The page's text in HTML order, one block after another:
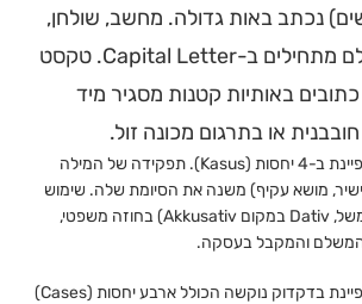
נכתב באות גדולה. מחשב, שולחן,
אהבה, חוזה – כולם מתחילים ב-Capital Letter. טקסט
באותיות קטנות מסגיר מיד
או בתרגום מכונה זול.
בנוסף, הגרמנית מתאפיינת ב-4 יחסות (Kasus). תפקידה של המילה
מושא עקיף) משנה את הסיומת שלה. שימוש
ביחסה הלא נכונה (למשל, Dativ במקום Akkusativ) בחוזה משפטי,
המשלם והמקבל בעסקה.
בנוסף, הגרמנית מתאפיינת בדקדוק נוקשה הכולל ארבע יחסות (Cases)